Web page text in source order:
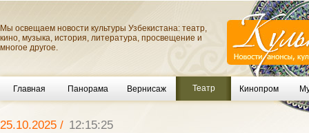
Мы освещаем новости культуры Узбекистана: театр,
кино, музыка, история, литература, просвещение и
многое другое.
Главная Панорама Вернисаж Театр Кинопром
25.10.2025 / 12:15:25